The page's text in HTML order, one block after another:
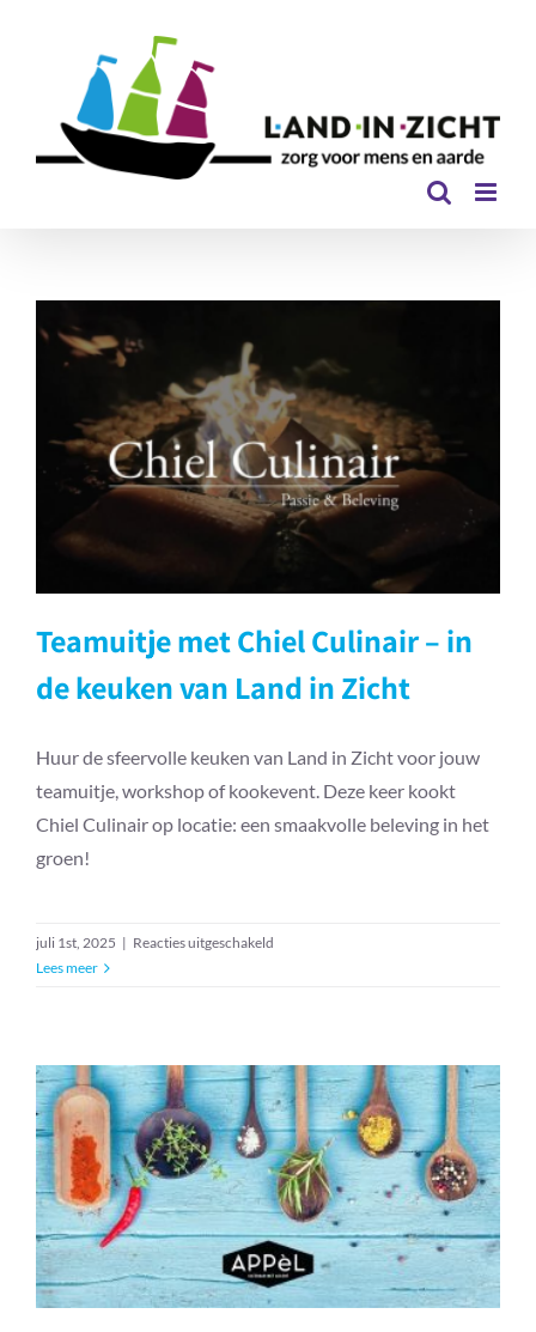
Teamuitje met Chiel Culinair – in
de keuken van Land in Zicht
Teamuitje met Chiel Culinair – in
de keuken van Land in Zicht
Huur de sfeervolle keuken van Land in Zicht voor jouw
teamuitje, workshop of kookevent. Deze keer kookt
Chiel Culinair op locatie: een smaakvolle beleving in het
groen!
juli 1st, 2025 | Reacties uitgeschakeld
–
in
de
keuken
van
Land
in
Zicht
Lees meer
Vrijwilligersdag team Appèl